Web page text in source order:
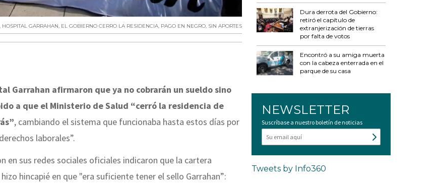
, HOSPITAL GARRAHAN, EL GOBIERNO CERRO LA RESIDENCIA, PAGO EN NEGRO, SIN APORTES
Garrahan afirmaron que ya no cobrarán un sueldo sino
a que el Ministerio de Salud “cerró la residencia de
, cambiando el sistema que funcionaba hasta estos días por
laborales”.
en sus redes sociales oficiales indicaron que la cartera
hincapié en que "era suficiente tener el sello Garrahan”:
Dura derrota del Gobierno:
retiró el capítulo de
extranjerización de tierras
por falta de votos
Encontró a su amiga muerta
con la cabeza enterrada en el
parque de su casa
NEWSLETTER
Suscríbase a nuestro boletín de noticias
Tweets by Info360